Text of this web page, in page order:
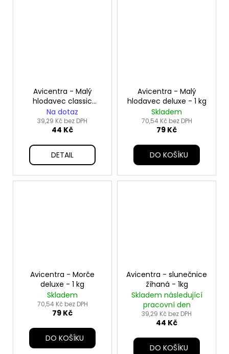
Avicentra - Malý
hlodavec classic
menu - 1 kg
Na dotaz
39,29 Kč bez DPH
44 Kč
DETAIL
Avicentra - Malý
hlodavec deluxe - 1 kg
Skladem
70,54 Kč bez DPH
79 Kč
DO KOŠÍKU
Avicentra - Morče
deluxe - 1 kg
Skladem
70,54 Kč bez DPH
79 Kč
DO KOŠÍKU
Avicentra - slunečnice
žíhaná - 1kg
Skladem následující
pracovní den
39,29 Kč bez DPH
44 Kč
DO KOŠÍKU